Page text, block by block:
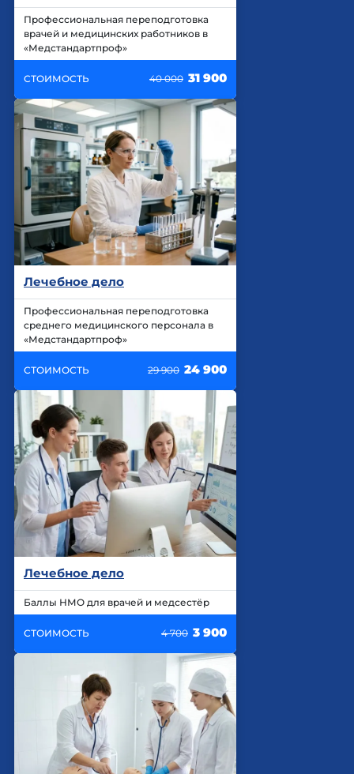
Профессиональная переподготовка
врачей и медицинских работников в
«Медстандартпроф»
СТОИМОСТЬ 40 000 31 900
Лечебное дело
Профессиональная переподготовка
среднего медицинского персонала в
«Медстандартпроф»
СТОИМОСТЬ 29 900 24 900
Лечебное дело
Баллы НМО для врачей и медсестёр
СТОИМОСТЬ 4 700 3 900